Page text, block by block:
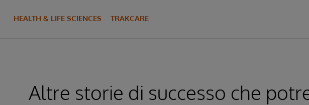
HEALTH & LIFE SCIENCES TRAKCARE
Altre storie di successo che